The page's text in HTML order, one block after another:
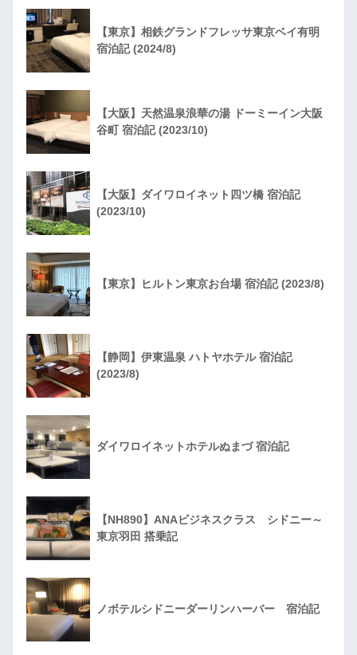
【東京】相鉄グランドフレッサ東京ベイ有明
宿泊記 (2024/8)
【大阪】天然温泉浪華の湯 ドーミーイン大阪
谷町 宿泊記 (2023/10)
【大阪】ダイワロイネット四ツ橋 宿泊記
(2023/10)
【東京】ヒルトン東京お台場 宿泊記 (2023/8)
【静岡】伊東温泉 ハトヤホテル 宿泊記
(2023/8)
ダイワロイネットホテルぬまづ 宿泊記
【NH890】ANAビジネスクラス シドニー～
東京羽田 搭乗記
ノボテルシドニーダーリンハーバー 宿泊記